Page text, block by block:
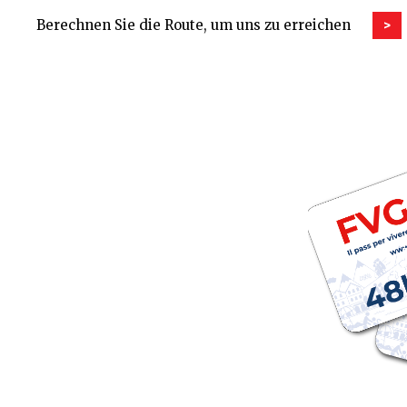
Berechnen Sie die Route, um uns zu erreichen >